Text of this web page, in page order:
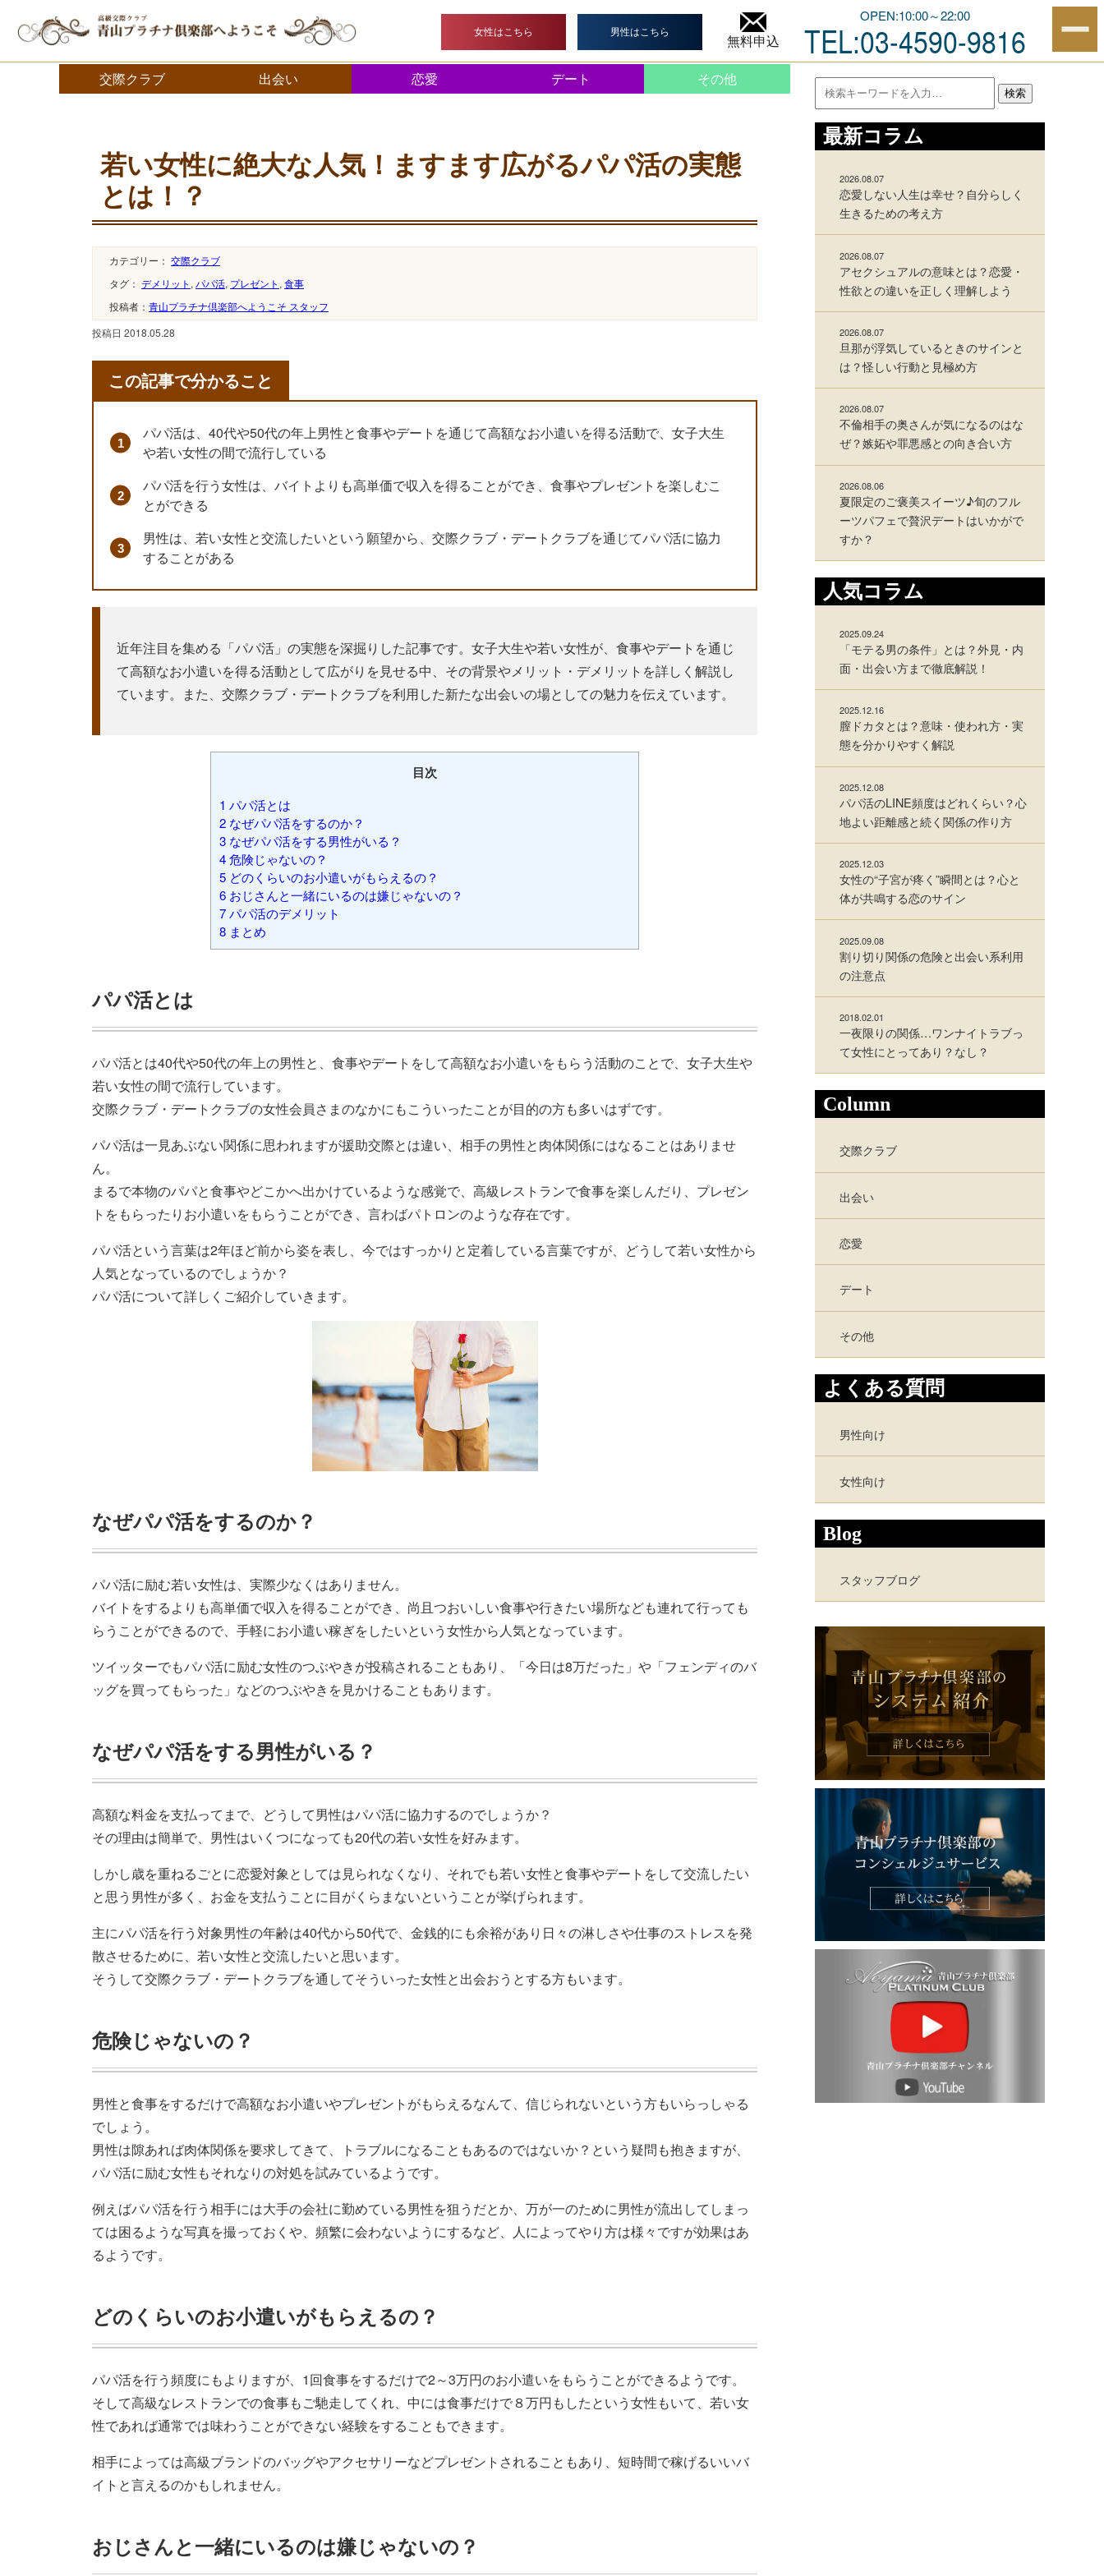
女性はこちら 男性はこちら
無料申込
OPEN:10:00～22:00
TEL:03-4590-9816
交際クラブ・デートクラブ 青山プラチナ倶楽部へようこそ > 若い女性に絶大な人気！ますます広がるパパ活の実態とは！？
交際クラブ 出会い 恋愛 デート その他
若い女性に絶大な人気！ますます広がるパパ活の実態
とは！？
カテゴリー： 交際クラブ
タグ： デメリット , パパ活, プレゼント , 食事
投稿者： 青山プラチナ倶楽部へようこそ スタッフ
投稿日 2018.05.28
この記事で分かること
パパ活は、40代や50代の年上男性と食事やデートを通じて高額なお小遣いを得る活動で、女子大生
や若い女性の間で流行している
パパ活を行う女性は、バイトよりも高単価で収入を得ることができ、食事やプレゼントを楽しむこ
とができる
男性は、若い女性と交流したいという願望から、交際クラブ・デートクラブを通じてパパ活に協力
することがある
近年注目を集める「パパ活」の実態を深掘りした記事です。女子大生や若い女性が、食事やデートを通じ
て高額なお小遣いを得る活動として広がりを見せる中、その背景やメリット・デメリットを詳しく解説し
ています。また、交際クラブ・デートクラブを利用した新たな出会いの場としての魅力を伝えています。
目次
1 パパ活とは
2 なぜパパ活をするのか？
3 なぜパパ活をする男性がいる？
4危険じゃないの？
5 どのくらいのお小遣いがもらえるの？
6 おじさんと一緒にいるのは嫌じゃないの？
7パパ活のデメリット
8 まとめ
パパ活とは
パパ活とは40代や50代の年上の男性と、食事やデートをして高額なお小遣いをもらう活動のことで、女子大生や
若い女性の間で流行しています。
交際クラブ・デートクラブの女性会員さまのなかにもこういったことが目的の方も多いはずです。
パパ活は一見あぶない関係に思われますが援助交際とは違い、相手の男性と肉体関係にはなることはありませ
ん。
まるで本物のパパと食事やどこかへ出かけているような感覚で、高級レストランで食事を楽しんだり、プレゼン
トをもらったりお小遣いをもらうことができ、言わばパトロンのような存在です。
パパ活という言葉は2年ほど前から姿を表し、今ではすっかりと定着している言葉ですが、どうして若い女性から
人気となっているのでしょうか？
パパ活について詳しくご紹介していきます。
なぜパパ活をするのか？
パパ活に励む若い女性は、実際少なくはありません。
バイトをするよりも高単価で収入を得ることができ、尚且つおいしい食事や行きたい場所なども連れて行っても
らうことができるので、手軽にお小遣い稼ぎをしたいという女性から人気となっています。
ツイッターでもパパ活に励む女性のつぶやきが投稿されることもあり、「今日は8万だった」や「フェンディのバ
ッグを買ってもらった」などのつぶやきを見かけることもあります。
なぜパパ活をする男性がいる？
高額な料金を支払ってまで、どうして男性はパパ活に協力するのでしょうか？
その理由は簡単で、男性はいくつになっても20代の若い女性を好みます。
しかし歳を重ねるごとに恋愛対象としては見られなくなり、それでも若い女性と食事やデートをして交流したい
と思う男性が多く、お金を支払うことに目がくらまないということが挙げられます。
主にパパ活を行う対象男性の年齢は40代から50代で、金銭的にも余裕があり日々の淋しさや仕事のストレスを発
散させるために、若い女性と交流したいと思います。
そうして交際クラブ・デートクラブを通してそういった女性と出会おうとする方もいます。
危険じゃないの？
男性と食事をするだけで高額なお小遣いやプレゼントがもらえるなんて、信じられないという方もいらっしゃる
でしょう。
男性は隙あれば肉体関係を要求してきて、トラブルになることもあるのではないか？という疑問も抱きますが、
パパ活に励む女性もそれなりの対処を試みているようです。
例えばパパ活を行う相手には大手の会社に勤めている男性を狙うだとか、万が一のために男性が流出してしまっ
ては困るような写真を撮っておくや、頻繁に会わないようにするなど、人によってやり方は様々ですが効果はあ
るようです。
どのくらいのお小遣いがもらえるの？
パパ活を行う頻度にもよりますが、1回食事をするだけで2～3万円のお小遣いをもらうことができるようです。
そして高級なレストランでの食事もご馳走してくれ、中には食事だけで８万円もしたという女性もいて、若い女
性であれば通常では味わうことができない経験をすることもできます。
相手によっては高級ブランドのバッグやアクセサリーなどプレゼントされることもあり、短時間で稼げるいいバ
イトと言えるのかもしれません。
おじさんと一緒にいるのは嫌じゃないの？
検索
最新コラム
2026.08.07
恋愛しない人生は幸せ？自分らしく
生きるための考え方
2026.08.07
アセクシュアルの意味とは？恋愛・
性欲との違いを正しく理解しよう
2026.08.07
旦那が浮気しているときのサインと
は？怪しい行動と見極め方
2026.08.07
不倫相手の奥さんが気になるのはな
ぜ？嫉妬や罪悪感との向き合い方
2026.08.06
夏限定のご褒美スイーツ♪旬のフル
ーツパフェで贅沢デートはいかがで
すか？
人気コラム
2025.09.24
「モテる男の条件」とは？外見・内
面・出会い方まで徹底解説！
2025.12.16
膣ドカタとは？意味・使われ方・実
態を分かりやすく解説
2025.12.08
パパ活のLINE頻度はどれくらい？心
地よい距離感と続く関係の作り方
2025.12.03
女性の“子宮が疼く”瞬間とは？心と
体が共鳴する恋のサイン
2025.09.08
割り切り関係の危険と出会い系利用
の注意点
2018.02.01
一夜限りの関係…ワンナイトラブっ
て女性にとってあり？なし？
Column
交際クラブ
出会い
恋愛
デート
その他
よくある質問
男性向け
女性向け
Blog
スタッフブログ